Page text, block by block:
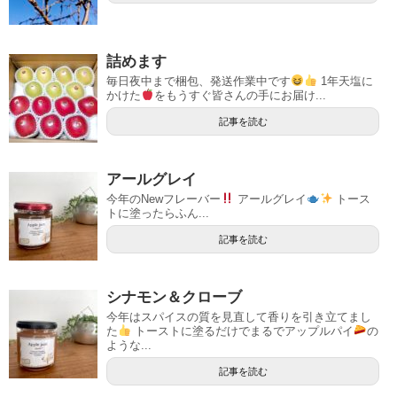
詰めます
毎日夜中まで梱包、発送作業中です
1年天塩に
かけた
をもうすぐ皆さんの手にお届け...
記事を読む
アールグレイ
今年のNewフレーバー アールグレイ
トース
トに塗ったらふん...
記事を読む
シナモン＆クローブ
今年はスパイスの質を見直して香りを引き立てまし
た
トーストに塗るだけでまるでアップルパイ
の
ような...
記事を読む